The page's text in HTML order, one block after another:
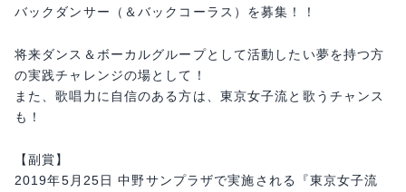
バックダンサー（＆バックコーラス）を募集！！
将来ダンス＆ボーカルグループとして活動したい夢を持つ方
の実践チャレンジの場として！
また、歌唱力に自信のある方は、東京女子流と歌うチャンス
も！
【副賞】
2019年5月25日 中野サンプラザで実施される『東京女子流